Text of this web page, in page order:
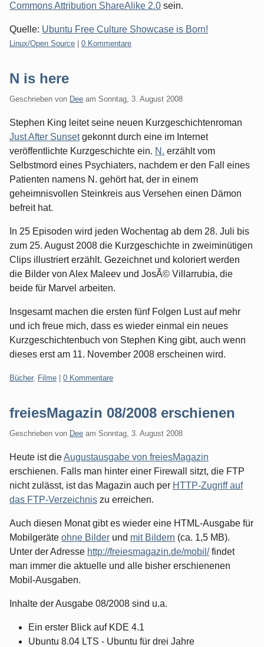
Commons Attribution ShareAlike 2.0 sein.
Quelle: Ubuntu Free Culture Showcase is Born!
Kategorien:
Linux/Open Source | 0 Kommentare
N is here
Geschrieben von Dee am Sonntag, 3. August 2008
Stephen King leitet seine neuen Kurzgeschichtenroman
Just After Sunsetgekonnt durch eine im Internet
veröffentlichte Kurzgeschichte ein. N. erzählt vom
Selbstmord eines Psychiaters, nachdem er den Fall eines
Patienten namens N. gehört hat, der in einem
geheimnisvollen Steinkreis aus Versehen einen Dämon
befreit hat.
In 25 Episoden wird jeden Wochentag ab dem 28. Juli bis
zum 25. August 2008 die Kurzgeschichte in zweiminütigen
Clips illustriert erzählt. Gezeichnet und koloriert werden
die Bilder von Alex Maleev und JosÃ© Villarrubia, die
beide für Marvel arbeiten.
Insgesamt machen die ersten fünf Folgen Lust auf mehr
und ich freue mich, dass es wieder einmal ein neues
Kurzgeschichtenbuch von Stephen King gibt, auch wenn
dieses erst am 11. November 2008 erscheinen wird.
Kategorien:
Bücher, Filme | 0 Kommentare
freiesMagazin 08/2008 erschienen
Geschrieben von Dee am Sonntag, 3. August 2008
Heute ist dieAugustausgabe von freiesMagazin
erschienen. Falls man hinter einer Firewall sitzt, die FTP
nicht zulässt, ist das Magazin auch per HTTP-Zugriff auf
das FTP-Verzeichnis zu erreichen.
Auch diesen Monat gibt es wieder eine HTML-Ausgabe für
Mobilgeräte ohne Bilder und mit Bildern (ca. 1,5 MB).
Unter der Adresse http://freiesmagazin.de/mobil/findet
man immer die aktuelle und alle bisher erschienenen
Mobil-Ausgaben.
Inhalte der Ausgabe 08/2008 sind u.a.
Ein erster Blick auf KDE 4.1
Ubuntu 8.04 LTS - Ubuntu für drei Jahre